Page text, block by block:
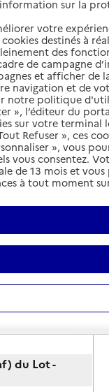
aux favoris
du Lot -
- Base de
du Lot -
sur la
votre
destinés à
des
de campagne
et afficher de
navigation et de
notre politique
», l’éditeur du
sur votre terminal
Refuser », ces
», vous
vous consentez.
de 13 mois et
à tout moment